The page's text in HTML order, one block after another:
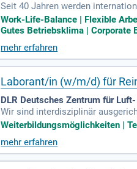
Seit 40 Jahren werden
zelnen Komponenten und
Work-Life-Balance | Flexible
Gutes Betriebsklima | Corporate
mehr erfahren
Laborant/in (w/m/d) für
DLR Deutsches Zentrum für
Wir sind interdisziplinär
erung.
Weiterbildungsmöglichkeiten |
mehr erfahren